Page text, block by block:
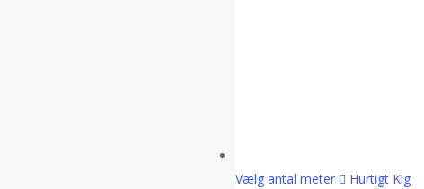
Vælg antal meter Hurtigt Kig